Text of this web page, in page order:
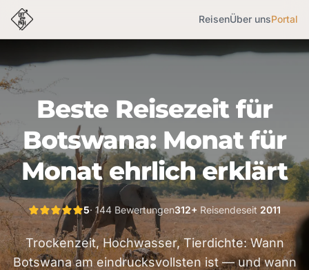
ReisenÜber unsPortal
Beste Reisezeit für
Botswana: Monat für
Monat ehrlich erklärt
5· 144 Bewertungen312+ Reisendeseit 2011
Trockenzeit, Hochwasser, Tierdichte: Wann
Botswana am eindrucksvollsten ist — und wann